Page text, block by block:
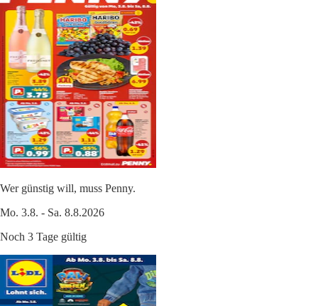
Wer günstig will, muss Penny.
Mo. 3.8. - Sa. 8.8.2026
Noch 3 Tage gültig